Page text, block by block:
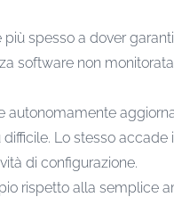
spesso a dover
software non
autonomamente
Lo stesso accade
di configurazione.
rispetto alla semplice